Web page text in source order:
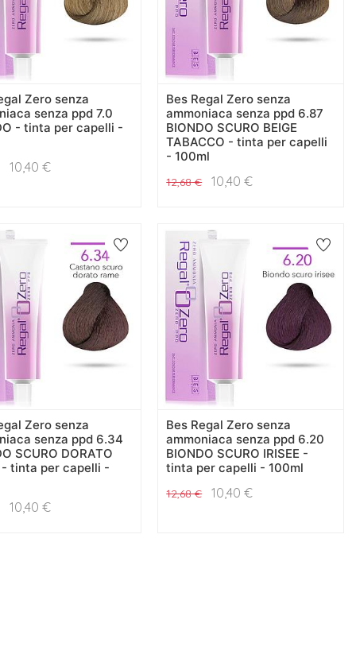
Zero senza
senza ppd 7.0
- tinta per capelli -
10,40 €
Bes Regal Zero senza
ammoniaca senza ppd 6.87
BIONDO SCURO BEIGE
TABACCO - tinta per capelli
- 100ml
12,68€ 10,40 €
Zero senza
senza ppd 6.34
SCURO DORATO
- tinta per capelli -
10,40 €
Bes Regal Zero senza
ammoniaca senza ppd 6.20
BIONDO SCURO IRISEE -
tinta per capelli - 100ml
12,68€ 10,40 €